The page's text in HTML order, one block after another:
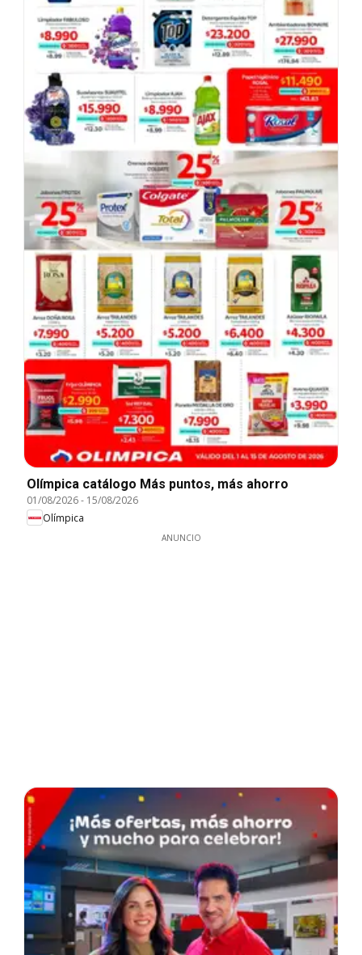
Olímpica catálogo Más puntos, más ahorro
01/08/2026- 15/08/2026
Olímpica
ANUNCIO